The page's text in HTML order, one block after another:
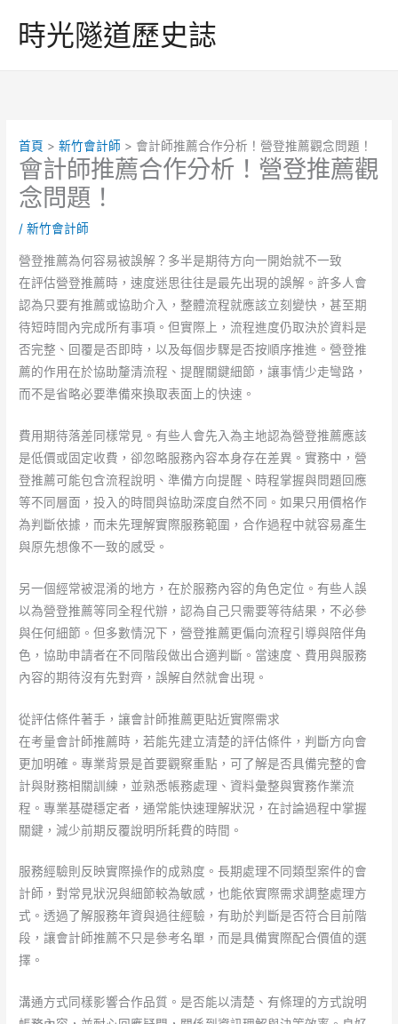
時光隧道歷史誌
首頁 新竹會計師 會計師推薦合作分析！營登推薦觀念問題！
會計師推薦合作分析！營登推薦觀
念問題！
/新竹會計師
營登推薦為何容易被誤解？多半是期待方向一開始就不一致
在評估營登推薦時，速度迷思往往是最先出現的誤解。許多人會
認為只要有推薦或協助介入，整體流程就應該立刻變快，甚至期
待短時間內完成所有事項。但實際上，流程進度仍取決於資料是
否完整、回覆是否即時，以及每個步驟是否按順序推進。營登推
薦的作用在於協助釐清流程、提醒關鍵細節，讓事情少走彎路，
而不是省略必要準備來換取表面上的快速。
費用期待落差同樣常見。有些人會先入為主地認為營登推薦應該
是低價或固定收費，卻忽略服務內容本身存在差異。實務中，營
登推薦可能包含流程說明、準備方向提醒、時程掌握與問題回應
等不同層面，投入的時間與協助深度自然不同。如果只用價格作
為判斷依據，而未先理解實際服務範圍，合作過程中就容易產生
與原先想像不一致的感受。
另一個經常被混淆的地方，在於服務內容的角色定位。有些人誤
以為營登推薦等同全程代辦，認為自己只需要等待結果，不必參
與任何細節。但多數情況下，營登推薦更偏向流程引導與陪伴角
色，協助申請者在不同階段做出合適判斷。當速度、費用與服務
內容的期待沒有先對齊，誤解自然就會出現。
從評估條件著手，讓會計師推薦更貼近實際需求
在考量會計師推薦時，若能先建立清楚的評估條件，判斷方向會
更加明確。專業背景是首要觀察重點，可了解是否具備完整的會
計與財務相關訓練，並熟悉帳務處理、資料彙整與實務作業流
程。專業基礎穩定者，通常能快速理解狀況，在討論過程中掌握
關鍵，減少前期反覆說明所耗費的時間。
服務經驗則反映實際操作的成熟度。長期處理不同類型案件的會
計師，對常見狀況與細節較為敏感，也能依實際需求調整處理方
式。透過了解服務年資與過往經驗，有助於判斷是否符合目前階
段，讓會計師推薦不只是參考名單，而是具備實際配合價值的選
擇。
溝通方式同樣影響合作品質。是否能以清楚、有條理的方式說明